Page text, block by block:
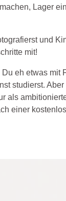
Lager
und
mit!
eh etwas mit
studierst.
als
einer